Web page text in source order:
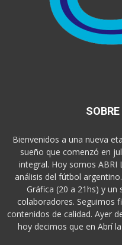
Bienvenidos a una nueva
sueño que comenzó en
integral. Hoy somos ABRI
análisis del fútbol
Gráfica (20 a 21hs) y
colaboradores. Seguimos
contenidos de calidad. Ayer
hoy decimos que en Abrí